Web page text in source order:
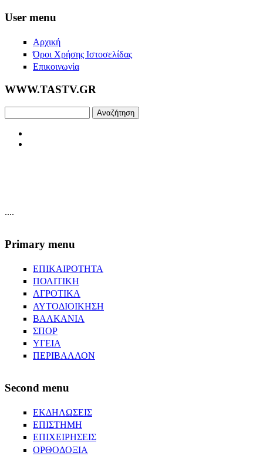
Skip to main content
User menu
Αρχική
Όροι Χρήσης Ιστοσελίδας
Επικοινωνία
WWW.TASTV.GR
....
Primary menu
ΕΠΙΚΑΙΡΟΤΗΤΑ
ΠΟΛΙΤΙΚΗ
ΑΓΡΟΤΙΚΑ
ΑΥΤΟΔΙΟΙΚΗΣΗ
ΒΑΛΚΑΝΙΑ
ΣΠΟΡ
ΥΓΕΙΑ
ΠΕΡΙΒΑΛΛΟΝ
Second menu
ΕΚΔΗΛΩΣΕΙΣ
ΕΠΙΣΤΗΜΗ
ΕΠΙΧΕΙΡΗΣΕΙΣ
ΟΡΘΟΔΟΞΙΑ